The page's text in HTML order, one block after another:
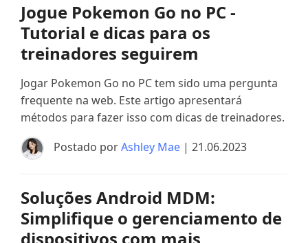
Jogue Pokemon Go no PC -
Tutorial e dicas para os
treinadores seguirem
Jogar Pokemon Go no PC tem sido uma pergunta
frequente na web. Este artigo apresentará
métodos para fazer isso com dicas de treinadores.
Postado porAshley Mae | 21.06.2023
Soluções Android MDM:
Simplifique o gerenciamento de